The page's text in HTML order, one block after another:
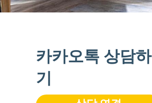
카카오톡 상담하
기